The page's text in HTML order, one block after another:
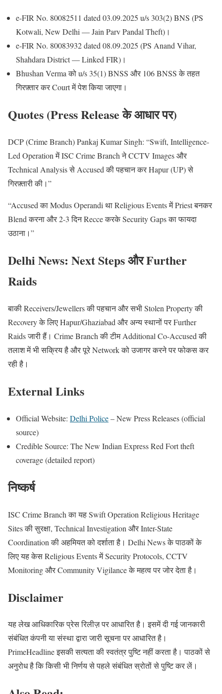
e-FIR No. 80082511 dated 03.09.2025 u/s 303(2) BNS (PS
Kotwali, New Delhi — Jain Parv Pandal Theft)।
e-FIR No. 80083932 dated 08.09.2025 (PS Anand Vihar,
Shahdara District — Linked FIR)।
Bhushan Verma को u/s 35(1) BNSS और 106 BNSS के तहत
गिरफ़्तार कर Court में पेश किया जाएगा।
Quotes (Press Release के आधार पर)
DCP (Crime Branch) Pankaj Kumar Singh: “Swift, Intelligence-
Led Operation में ISC Crime Branch ने CCTV Images और
Technical Analysis से Accused की पहचान कर Hapur (UP) से
गिरफ़्तारी की।”
“Accused का Modus Operandi था Religious Events में Priest बनकर
Blend करना और 2-3 दिन Recce करके Security Gaps का फायदा
उठाना।”
Delhi News: Next Steps और Further
Raids
बाकी Receivers/Jewellers की पहचान और सभी Stolen Property की
Recovery के लिए Hapur/Ghaziabad और अन्य स्थानों पर Further
Raids जारी हैं। Crime Branch की टीम Additional Co-Accused की
तलाश में भी सक्रिय है और पूरे Network को उजागर करने पर फोकस कर
रही है।
External Links
Official Website: Delhi Police– New Press Releases (official
source)
Credible Source: The New Indian Express Red Fort theft
coverage (detailed report)
निष्कर्ष
ISC Crime Branch का यह Swift Operation Religious Heritage
Sites की सुरक्षा, Technical Investigation और Inter-State
Coordination की अहमियत को दर्शाता है। Delhi News के पाठकों के
लिए यह केस Religious Events में Security Protocols, CCTV
Monitoring और Community Vigilance के महत्व पर जोर देता है।
Disclaimer
यह लेख आधिकारिक प्रेस रिलीज़ पर आधारित है। इसमें दी गई जानकारी
संबंधित कंपनी या संस्था द्वारा जारी सूचना पर आधारित है।
PrimeHeadline इसकी सत्यता की स्वतंत्र पुष्टि नहीं करता है। पाठकों से
अनुरोध है कि किसी भी निर्णय से पहले संबंधित स्रोतों से पुष्टि कर लें।